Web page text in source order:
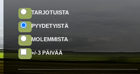
TARJOTUISTA
PYYDETYISTÄ
MOLEMMISTA
+/-3 PÄIVÄÄ